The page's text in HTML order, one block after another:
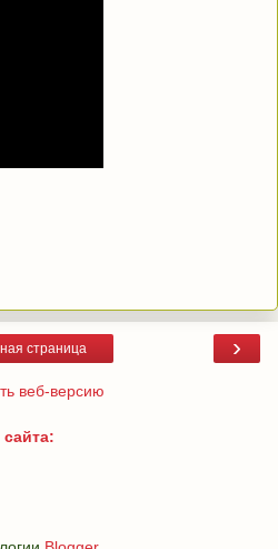
›
страница
веб-версию